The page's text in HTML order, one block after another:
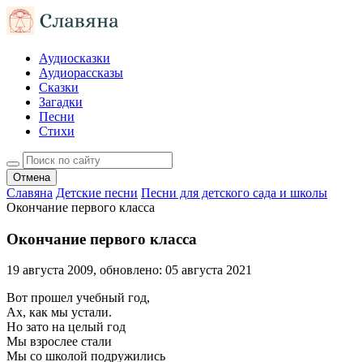
Аудиосказки
Аудиорассказы
Сказки
Загадки
Песни
Стихи
Отмена
Славяна Детские песни Песни для детского сада и школы
Окончание первого класса
Окончание первого класса
19 августа 2009, обновлено: 05 августа 2021
Вот прошел учебный год,
Ах, как мы устали.
Но зато на целый год
Мы взрослее стали
Мы со школой подружились